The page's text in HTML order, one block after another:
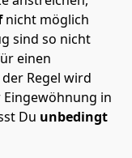
nicht möglich
sind so nicht
einen
Regel wird
in
Du unbedingt